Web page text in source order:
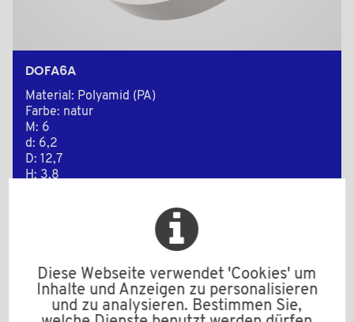
DOFA6A
Material: Polyamid (PA)
Farbe: natur
M: 6
d: 6,2
D: 12,7
H: 3,8
Mindestverkaufsmenge : 1000
Diese Webseite verwendet 'Cookies' um
Inhalte und Anzeigen zu personalisieren
und zu analysieren. Bestimmen Sie,